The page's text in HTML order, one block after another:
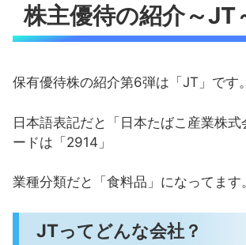
株主優待の紹介～JT
保有優待株の紹介第6弾は「JT」です。
日本語表記だと「日本たばこ産業株式
ードは「2914」
業種分類だと「食料品」になってます。
JTってどんな会社？